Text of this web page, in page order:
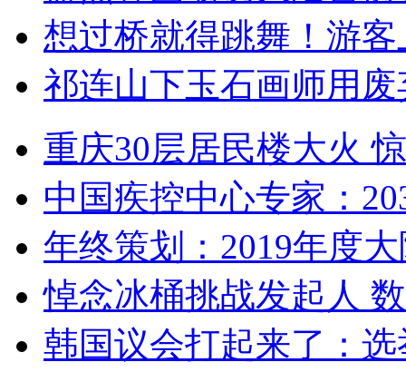
想过桥就得跳舞！游客
祁连山下玉石画师用
重庆30层居民楼大火
中国疾控中心专家：
年终策划：2019年度
悼念冰桶挑战发起人
韩国议会打起来了：